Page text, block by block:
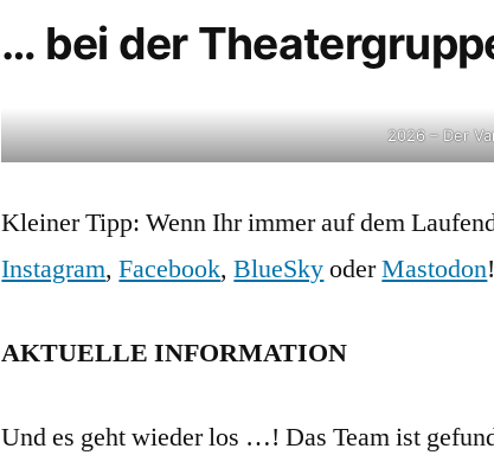
… bei der
2026 – Der
Kleiner Tipp: Wenn Ihr immer auf dem
Instagram,Facebook,BlueSkyoderMastodon!
AKTUELLE INFORMATION
Und es geht wieder los …! Das Team ist